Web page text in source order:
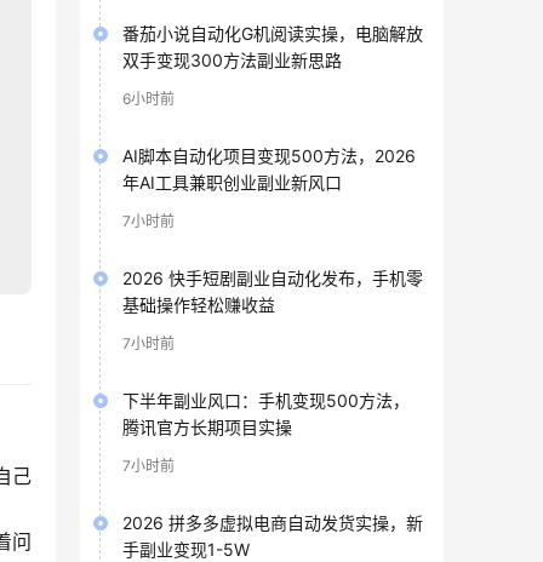
己
问
番茄小说自动化G机阅读实操，电脑解放
双手变现300方法副业新思路
6小时前
AI脚本自动化项目变现500方法，2026
年AI工具兼职创业副业新风口
7小时前
2026 快手短剧副业自动化发布，手机零
基础操作轻松赚收益
7小时前
下半年副业风口：手机变现500方法，
腾讯官方长期项目实操
7小时前
2026 拼多多虚拟电商自动发货实操，新
手副业变现1-5W